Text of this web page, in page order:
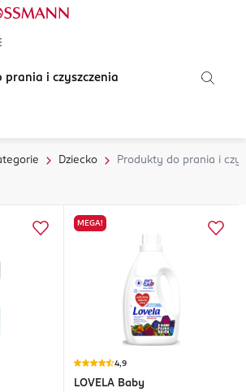
prania i czyszczenia
Dziecko Produkty do prania i
MEGA!
4,9
LOVELA Baby